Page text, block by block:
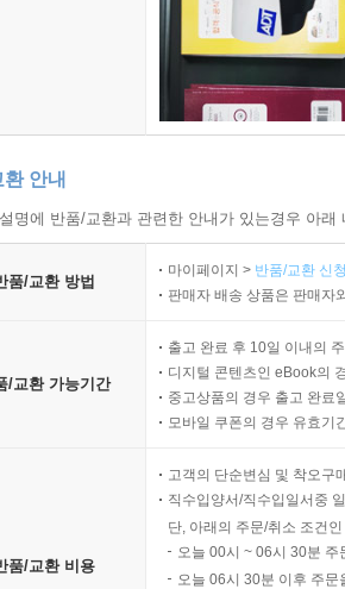
안내
명에 반품/교환과 관련한 안내가 있는경우 아
품/교환 방법
마이페이지 > 반품/교환 신
판매자 배송 상품은 판매자
/교환 가능기간
출고 완료 후 10일 이내의
디지털 콘텐츠인 eBook의
중고상품의 경우 출고 완료
모바일 쿠폰의 경우 유효기
품/교환 비용
고객의 단순변심 및 착오구
직수입양서/직수입일서중
단, 아래의 주문/취소 조건
오늘 00시 ~ 06시 30분
오늘 06시 30분 이후 주